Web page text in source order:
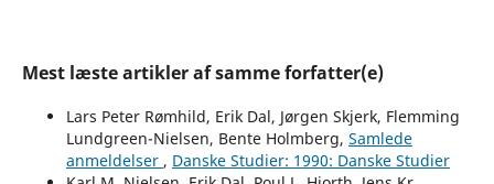
Mest læste artikler af samme forfatter(e)
Lars Peter Rømhild, Erik Dal, Jørgen Skjerk, Flemming
Lundgreen-Nielsen, Bente Holmberg, Samlede
anmeldelser , Danske Studier: 1990: Danske Studier